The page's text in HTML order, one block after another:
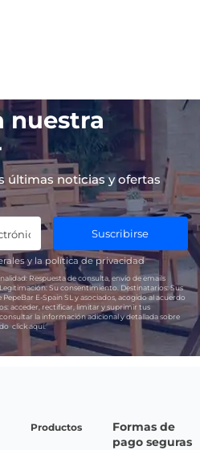
nuestra
últimas noticias y ofertas
Suscribirse
y lapolítica de privacidad
Respuesta de consulta, envío de emails
Legitimación: Su consentimiento. Destinatarios:Sus
E-Spain SL y asociados, acogido al acuerdo
acceder, rectificar, limitar y suprimir tus
la información adicional y detallada sobre
click aquí.
Productos
Formas de
pago seguras